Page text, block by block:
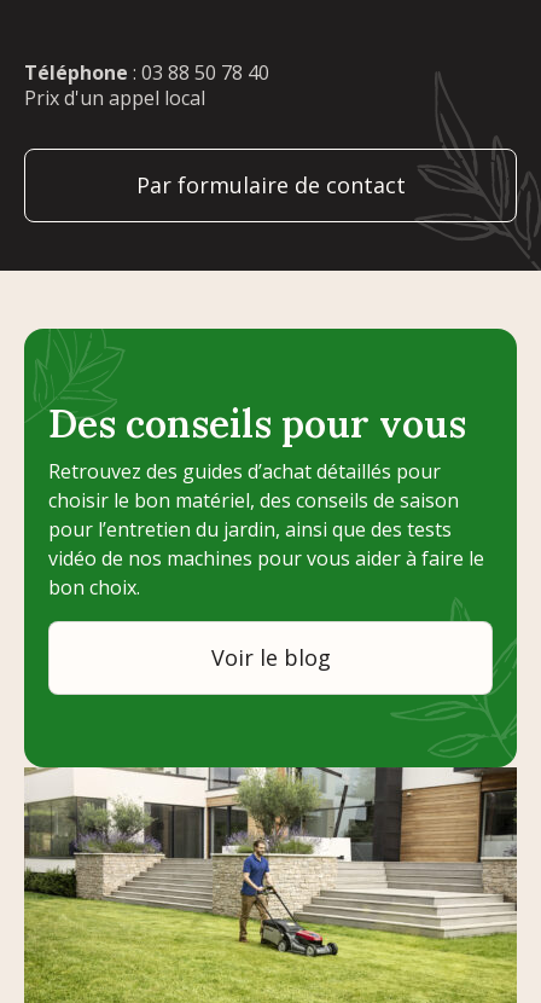
Téléphone : 03 88 50 78 40
Prix d'un appel local
Par formulaire de contact
Des conseils pour vous
Retrouvez des guides d’achat détaillés pour
choisir le bon matériel, des conseils de saison
pour l’entretien du jardin, ainsi que des tests
vidéo de nos machines pour vous aider à faire le
bon choix.
Voir le blog